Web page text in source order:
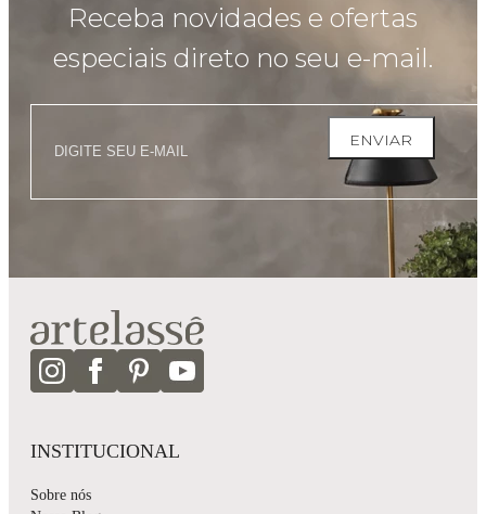
Receba novidades e ofertas
especiais direto no seu e-mail.
ENVIAR
INSTITUCIONAL
Sobre nós